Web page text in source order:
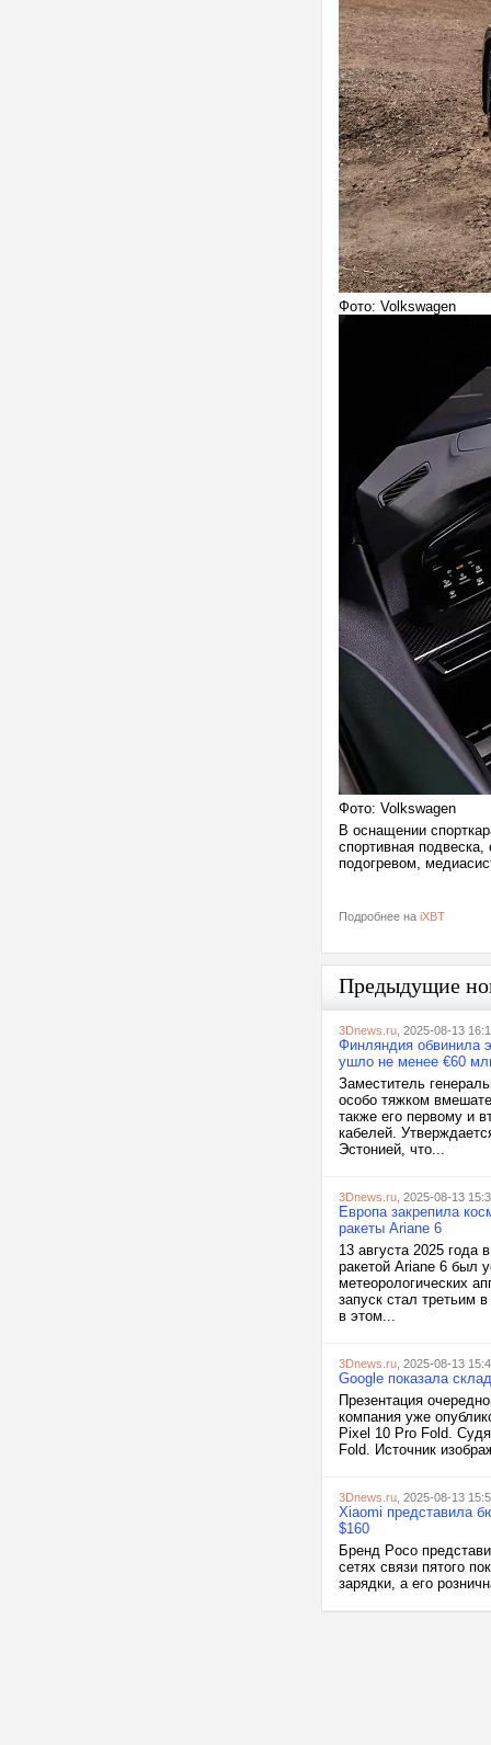
Фото: Volkswagen
Фото: Volkswagen
В оснащении
спортивная
подогревом,
Подробнее на iXBT
Предыдущие
3Dnews.ru , 2025-08-13
Финляндия обвинила
ушло не менее €60
Заместитель
особо тяжком
также его первому и
кабелей.
Эстонией, что...
3Dnews.ru , 2025-08-13
Европа закрепила
ракеты Ariane 6
13 августа 2025 года
ракетой Ariane 6 был
метеорологических
запуск стал третьим
в этом...
3Dnews.ru , 2025-08-13
Google показала
Презентация
компания уже
Pixel 10 Pro Fold.
Fold. Источник
3Dnews.ru , 2025-08-13
Xiaomi представила
$160
Бренд Poco
сетях связи пятого
зарядки, а его